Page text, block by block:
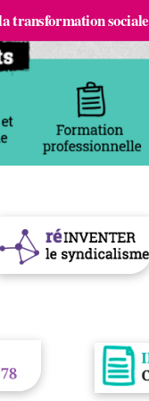
transformation sociale